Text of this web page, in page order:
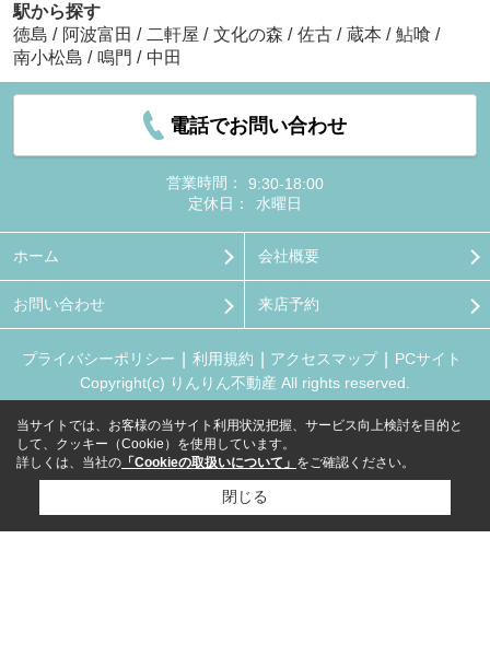
駅から探す
徳島 / 阿波富田 / 二軒屋 / 文化の森 / 佐古 / 蔵本 / 鮎喰 /
南小松島 / 鳴門 / 中田
電話でお問い合わせ
営業時間：
9:30-18:00
定休日：
水曜日
ホーム 会社概要
お問い合わせ 来店予約
プライバシーポリシー 利用規約 アクセスマップ
PCサイト
Copyright(c) りんりん不動産 All rights reserved.
当サイトでは、お客様の当サイト利用状況把握、サービス向上検討を目的と
して、クッキー（Cookie）を使用しています。
詳しくは、当社の 「Cookieの取扱いについて」 をご確認ください。
閉じる